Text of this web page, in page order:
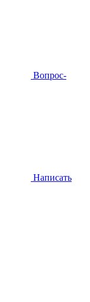
Вопрос-
Написать